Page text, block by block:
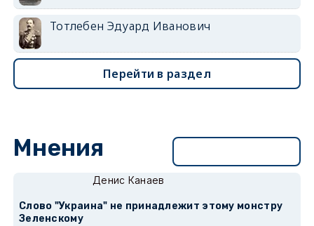
Тотлебен Эдуард Иванович
Перейти в раздел
Мнения
Денис Канаев
Слово "Украина" не принадлежит этому монстру
Зеленскому